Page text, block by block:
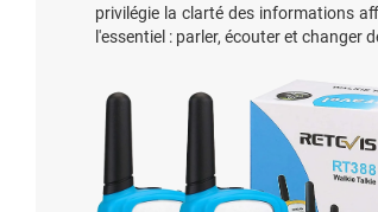
privilégie la clarté des informations
l'essentiel : parler, écouter et changer